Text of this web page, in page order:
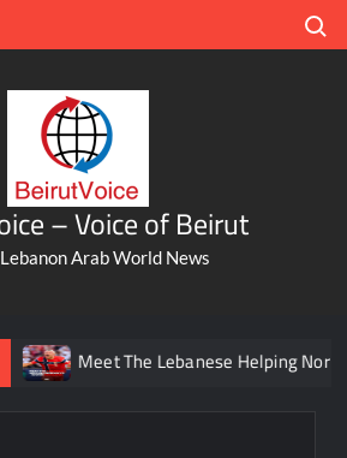
– Voice of Beirut
Arab World News
Meet The Lebanese Helping Norway’s